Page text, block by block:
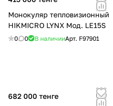
Монокуляр тепловизионный
HIKMICRO LYNX Мод. LE15S
0 0 В наличииАрт. F97901
682 000 тенге